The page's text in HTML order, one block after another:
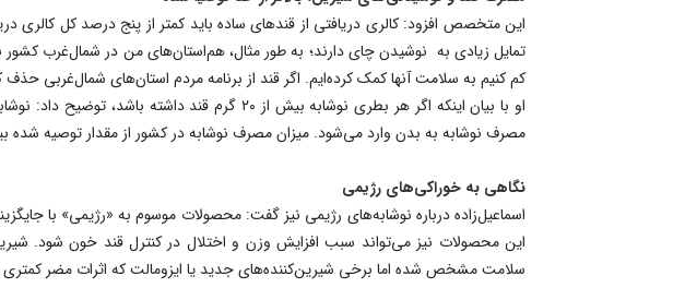
این متخصص افزود: کالری دریافتی از قندهای ساده باید کمتر از پنج درصد کل کالری
کم کنیم به سلامت آنها کمک کرده‌ایم. اگر قند از برنامه مردم استان‌های شمال‌غربی
او با بیان اینکه اگر هر بطری نوشابه بیش از ۲۰
مصرف نوشابه به بدن وارد می‌شود. میزان مصرف نوشابه در کشور از مقدار توصیه شده
نگاهی به خوراکی‌های رژیمی
اسماعیل‌زاده درباره نوشابه‌های رژیمی نیز گفت: محصولات موسوم به «رژیمی» با
این محصولات نیز می‌تواند سبب افزایش وزن و اختلال در کنترل قند خون شود.
سلامت مشخص شده اما برخی شیرین‌کننده‌های جدید یا ایزومالت که اثرات مضر